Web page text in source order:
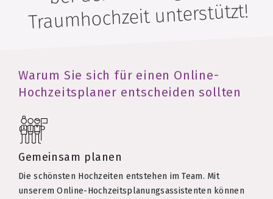
Traumhochzeit unterstützt!
Warum Sie sich für einen Online-
Hochzeitsplaner entscheiden sollten
Gemeinsam planen
Die schönsten Hochzeiten entstehen im Team. Mit
unserem Online-Hochzeitsplanungsassistenten können